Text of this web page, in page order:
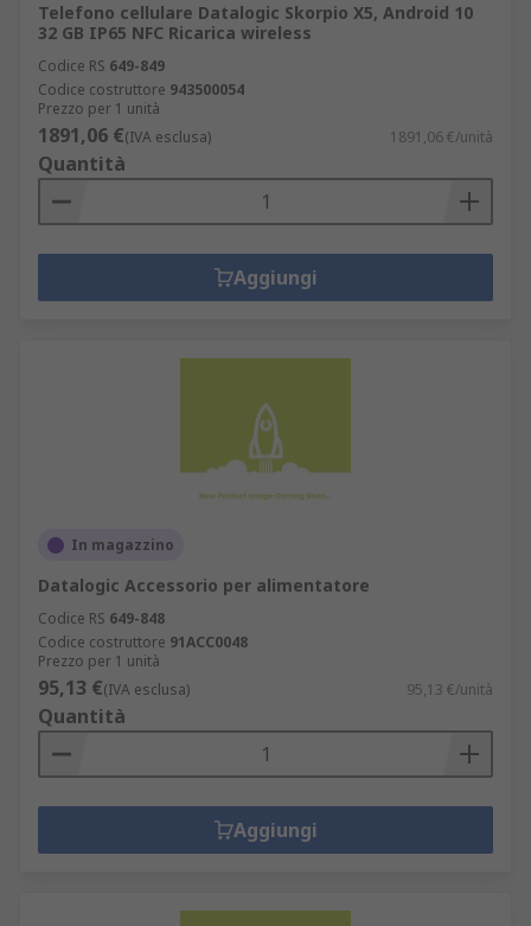
Telefono cellulare Datalogic Skorpio X5, Android 10
32 GB IP65 NFC Ricarica wireless
Codice RS 649-849
Codice costruttore 943500054
Prezzo per 1 unità
1891,06 €(IVA esclusa) 1891,06 €/unità
Quantità
Aggiungi
In magazzino
Datalogic Accessorio per alimentatore
Codice RS 649-848
Codice costruttore 91ACC0048
Prezzo per 1 unità
95,13 €(IVA esclusa) 95,13 €/unità
Quantità
Aggiungi